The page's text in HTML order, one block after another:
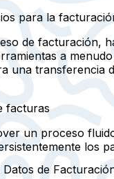
para la
de facturación,
a
una
facturas
un proceso
los
de